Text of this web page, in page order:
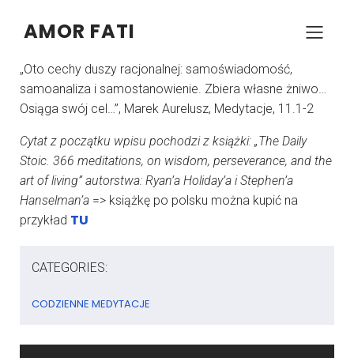
AMOR FATI
KONRAD SZCZYPCZYK
„Oto cechy duszy racjonalnej: samoświadomość,
samoanaliza i samostanowienie. Zbiera własne żniwo…
Osiąga swój cel…”, Marek Aurelusz, Medytacje, 11.1-2
Cytat z początku wpisu pochodzi z książki: „The Daily
Stoic. 366 meditations, on wisdom, perseverance, and the
art of living” autorstwa: Ryan’a Holiday’a i Stephen’a
Hanselman’a => książkę po polsku można kupić na
przykład TU
CATEGORIES:
CODZIENNE MEDYTACJE